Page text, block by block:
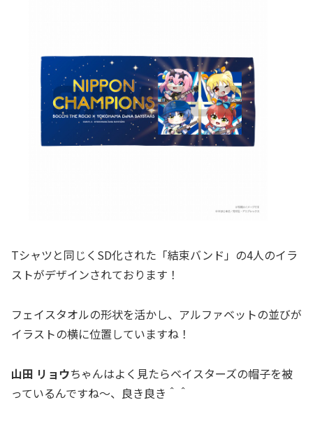
Tシャツと同じくSD化された「結束バンド」の4人のイラ
ストがデザインされております！
フェイスタオルの形状を活かし、アルファベットの並びが
イラストの横に位置していますね！
山田 リョウちゃんはよく見たらベイスターズの帽子を被
っているんですね～、良き良き＾＾